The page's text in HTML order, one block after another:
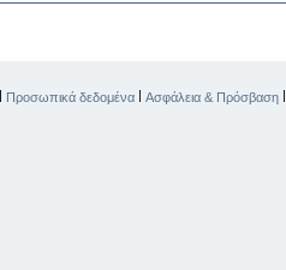
| Προσωπικά δεδομένα | Ασφάλεια & Πρόσβαση